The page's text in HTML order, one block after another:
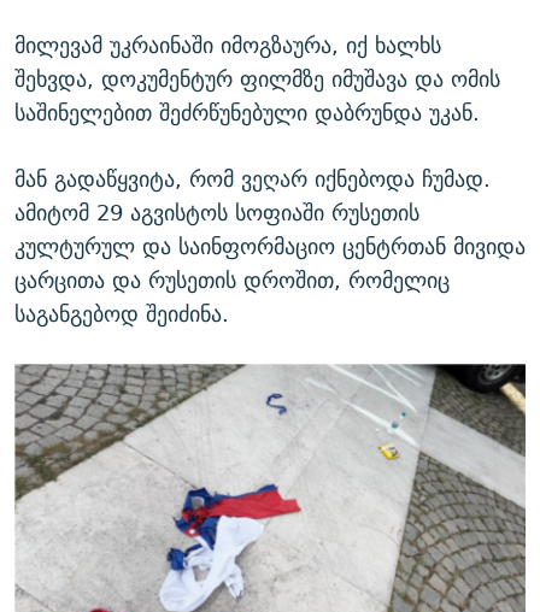
მილევამ უკრაინაში იმოგზაურა, იქ ხალხს
შეხვდა, დოკუმენტურ ფილმზე იმუშავა და ომის
საშინელებით შეძრწუნებული დაბრუნდა უკან.
მან გადაწყვიტა, რომ ვეღარ იქნებოდა ჩუმად.
ამიტომ 29 აგვისტოს სოფიაში რუსეთის
კულტურულ და საინფორმაციო ცენტრთან მივიდა
ცარცითა და რუსეთის დროშით, რომელიც
საგანგებოდ შეიძინა.